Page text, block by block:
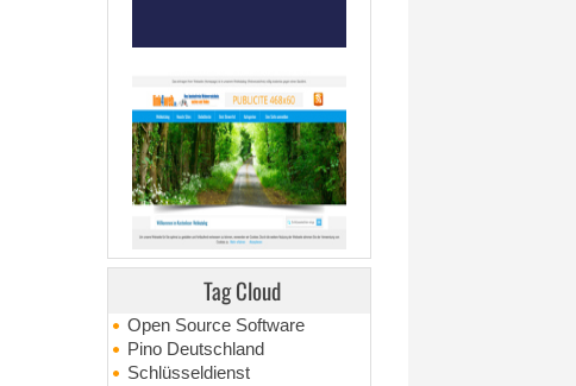
Tag Cloud
Open Source Software
Pino Deutschland
Schlüsseldienst